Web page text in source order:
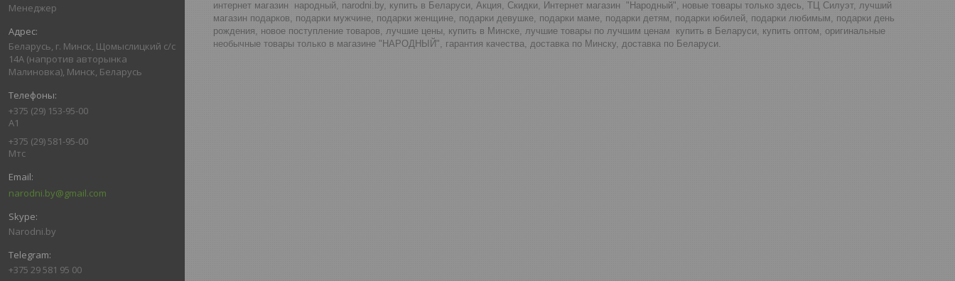
Менеджер
Беларусь, г. Минск, Щомыслицкий с/с
14А (напротив авторынка
Малиновка), Минск, Беларусь
+375 (29) 153-95-00
А1
+375 (29) 581-95-00
Мтс
narodni.by@gmail.com
Narodni.by
+375 29 581 95 00
интернет магазин народный, narodni.by, купить в Беларуси, Акция, Скидки, Интернет магазин "Народный", новые товары только здесь, ТЦ Силуэт, лучший
магазин подарков, подарки мужчине, подарки женщине, подарки девушке, подарки маме, подарки детям, подарки юбилей, подарки любимым, подарки день
рождения, новое поступление товаров, лучшие цены, купить в Минске, лучшие товары по лучшим ценам купить в Беларуси, купить оптом, оригинальные
необычные товары только в магазине "НАРОДНЫЙ", гарантия качества, доставка по Минску, доставка по Беларуси.